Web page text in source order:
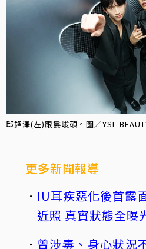
邱鋒澤(左)跟婁峻碩。圖／YSL
更多新聞報導
IU耳疾惡化後首露
近照 真實狀態全曝
曾涉毒、身心狀況